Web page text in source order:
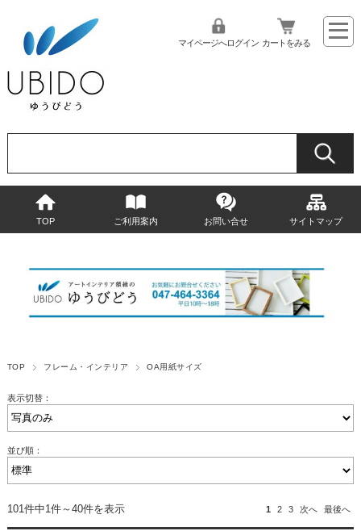
マイページへログイン カートをみる
TOP ご利用案内 お問い合せ サイトマップ
TOP フレーム・インテリア OA用紙サイズ
表示切替：
並び順：
101件中1件～40件を表示 1 2 3 次へ 最後へ